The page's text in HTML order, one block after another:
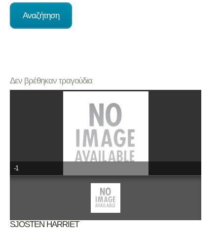
Δεν βρέθηκαν τραγούδια
-1
SJOSTEN HARRIET